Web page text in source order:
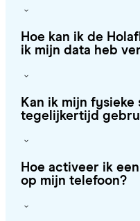
Hoe kan ik de
ik mijn data heb
Kan ik mijn fysieke
tegelijkertijd
Hoe activeer ik
op mijn telefoon?